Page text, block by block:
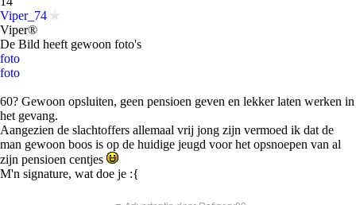
Viper_74
Viper®
De Bild heeft gewoon foto's
foto
foto
60? Gewoon opsluiten, geen pensioen geven en lekker laten werken in
het gevang.
Aangezien de slachtoffers allemaal vrij jong zijn vermoed ik dat de
man gewoon boos is op de huidige jeugd voor het opsnoepen van al
zijn pensioen centjes
M'n signature, wat doe je :{